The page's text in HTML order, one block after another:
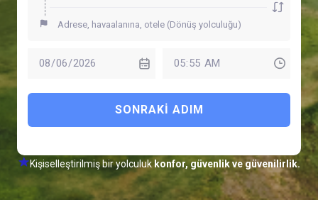
SONRAKI ADIM
Kişiselleştirilmiş bir yolculuk konfor, güvenlik ve güvenilirlik.